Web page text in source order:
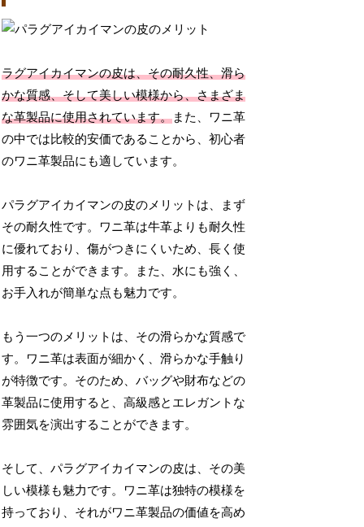
ラグアイカイマンの皮は、その耐久性、滑ら
かな質感、そして美しい模様から、さまざま
な革製品に使用されています。また、ワニ革
の中では比較的安価であることから、初心者
のワニ革製品にも適しています。
パラグアイカイマンの皮のメリットは、まず
その耐久性です。ワニ革は牛革よりも耐久性
に優れており、傷がつきにくいため、長く使
用することができます。また、水にも強く、
お手入れが簡単な点も魅力です。
もう一つのメリットは、その滑らかな質感で
す。ワニ革は表面が細かく、滑らかな手触り
が特徴です。そのため、バッグや財布などの
革製品に使用すると、高級感とエレガントな
雰囲気を演出することができます。
そして、パラグアイカイマンの皮は、その美
しい模様も魅力です。ワニ革は独特の模様を
持っており、それがワニ革製品の価値を高め